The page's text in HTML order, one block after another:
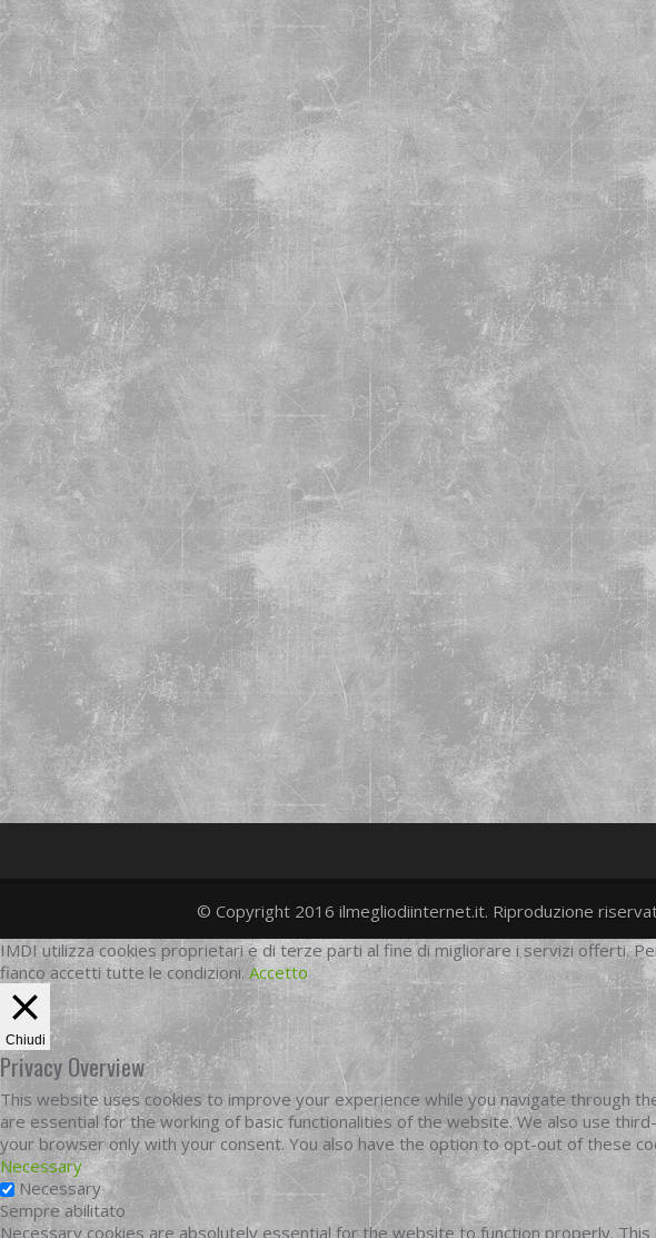
twitter
© Copyright 2016 ilmegliodiinternet.it. Riproduzione
IMDI utilizza cookies proprietari e di terze parti al fine di migliorare i servizi offerti.
fianco accetti tutte le condizioni. Accetto
Chiudi
Privacy Overview
This website uses cookies to improve your experience while you navigate through
are essential for the working of basic functionalities of the website. We also use
your browser only with your consent. You also have the option to opt-out of these
Necessary
Necessary
Sempre abilitato
Necessary cookies are absolutely essential for the website to function properly.